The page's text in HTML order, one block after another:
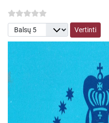
Prašome įvertinti